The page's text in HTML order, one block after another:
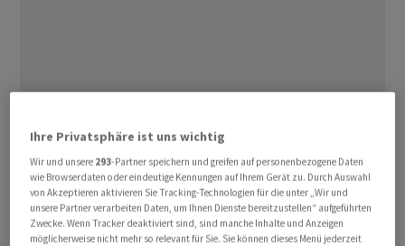
Ihre Privatsphäre ist uns wichtig
Wir und unsere 293-Partner speichern und greifen auf personenbezogene Daten
wie Browserdaten oder eindeutige Kennungen auf Ihrem Gerät zu. Durch Auswahl
von Akzeptieren aktivieren Sie Tracking-Technologien für die unter „Wir und
unsere Partner verarbeiten Daten, um Ihnen Dienste bereitzustellen“ aufgeführten
Zwecke. Wenn Tracker deaktiviert sind, sind manche Inhalte und Anzeigen
möglicherweise nicht mehr so relevant für Sie. Sie können dieses Menü jederzeit